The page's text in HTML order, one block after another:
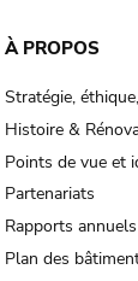
À PROPOS
Stratégie,
Histoire &
Points de vue et
Partenariats
Rapports annuels
Plan des